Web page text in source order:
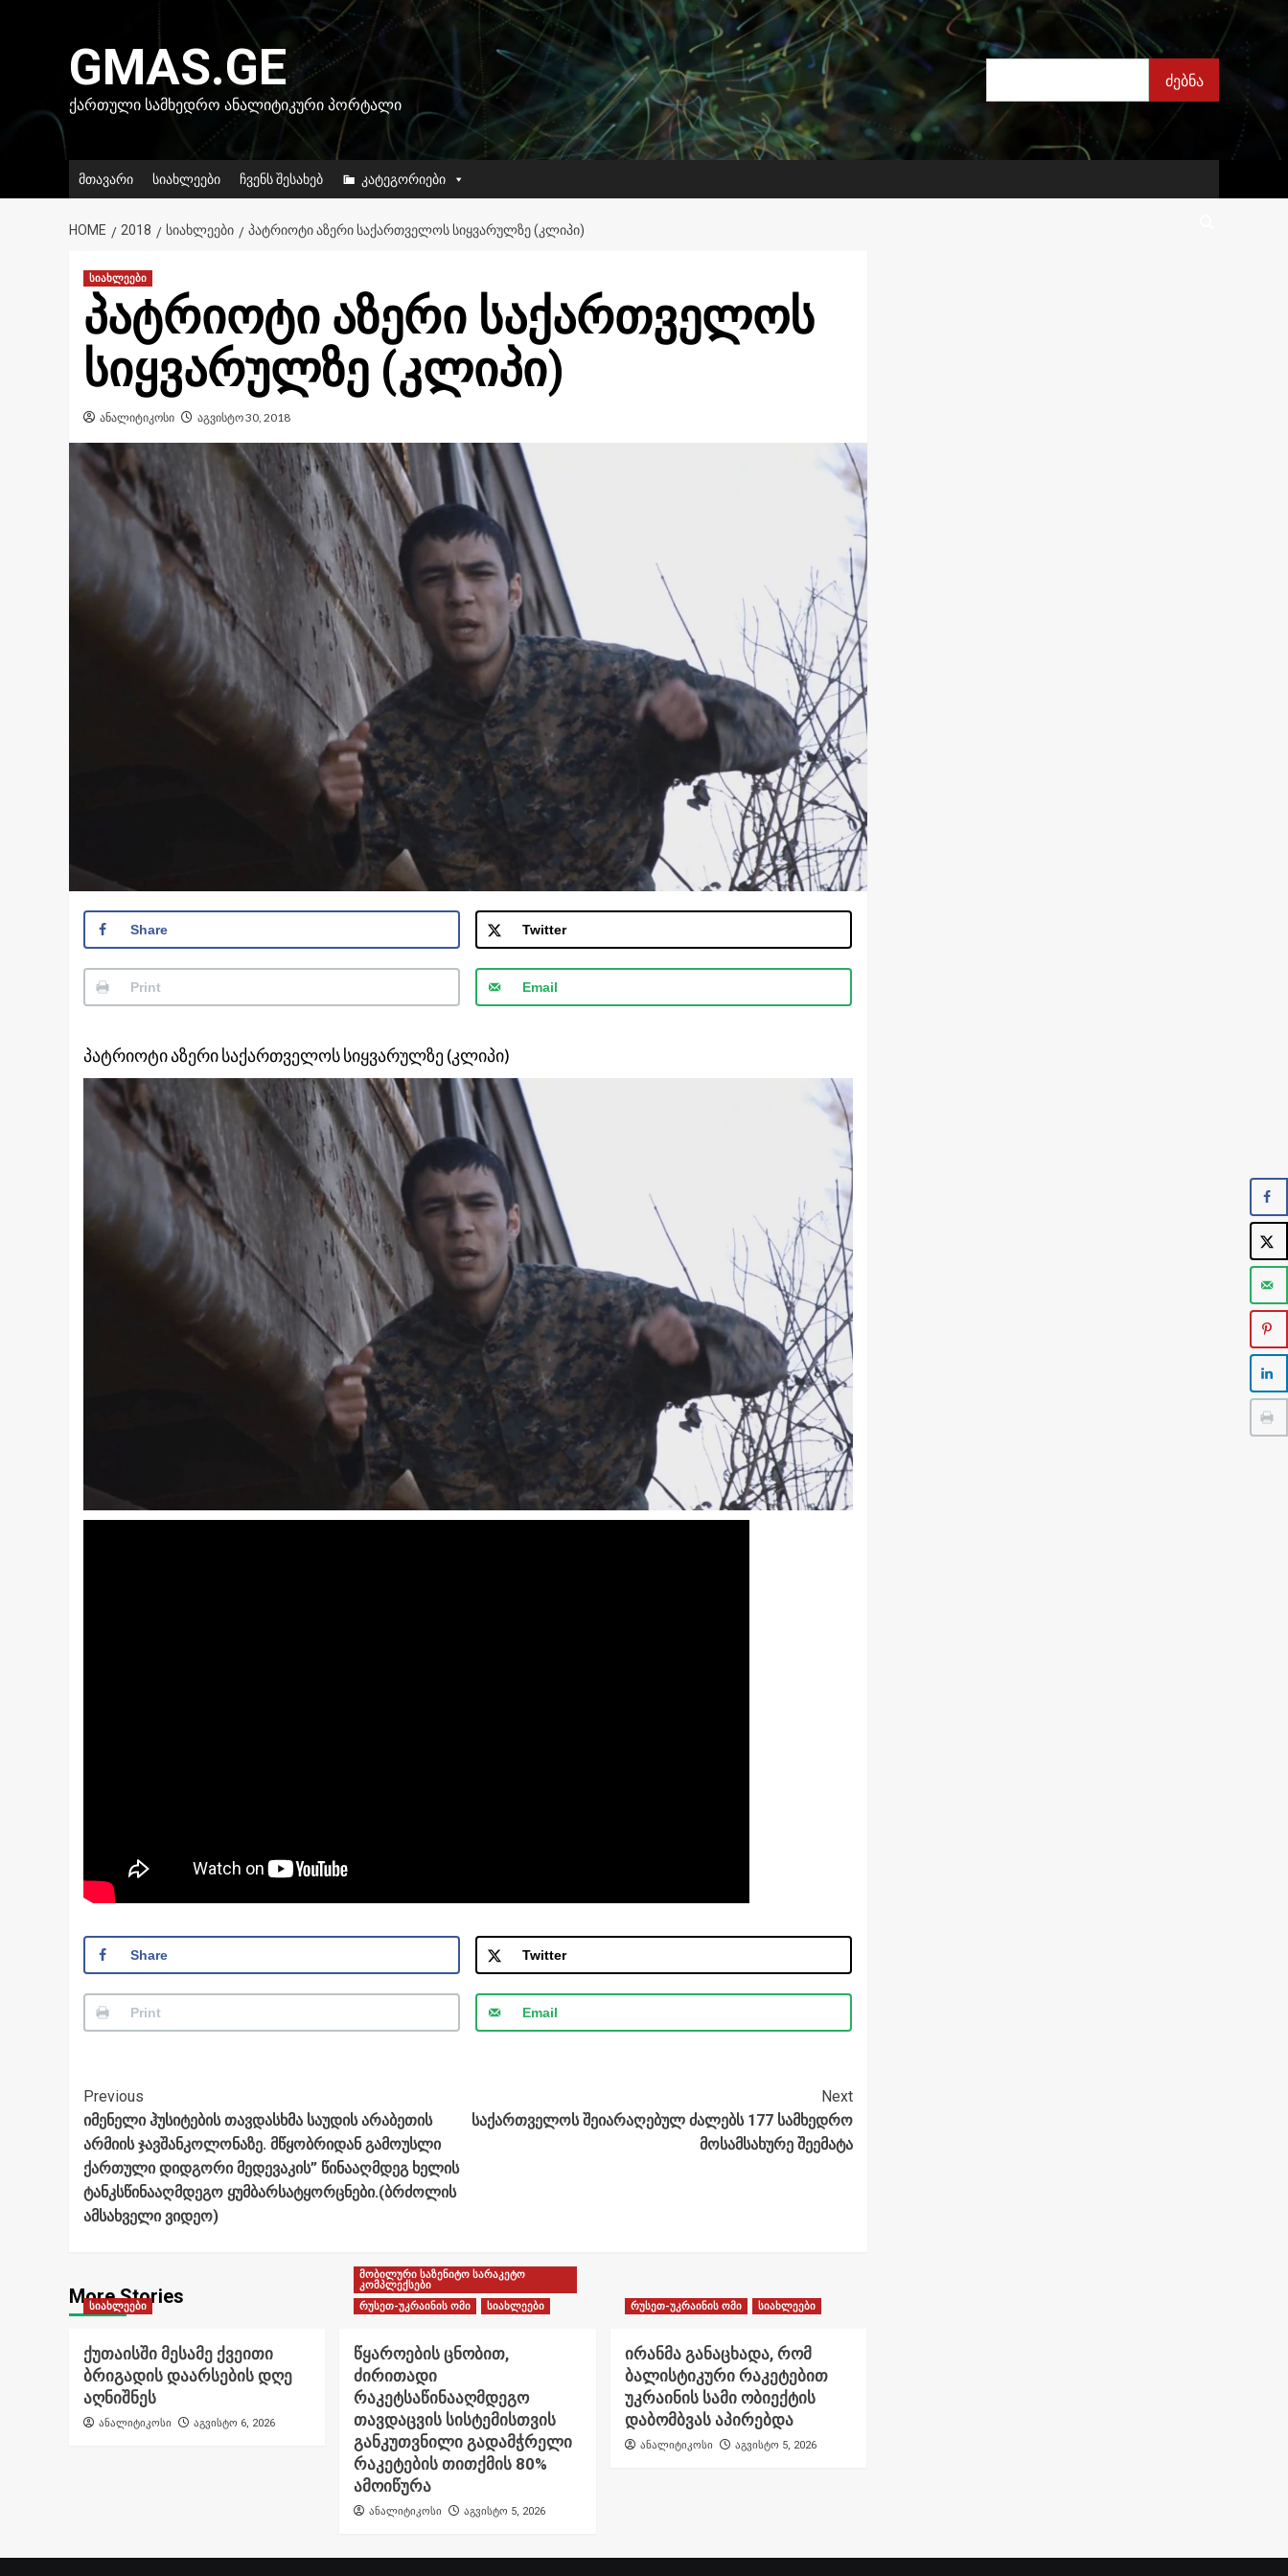
GMAS.GE
ᲥᲐᲠᲗᲣᲚᲘ ᲡᲐᲛᲮᲔᲓᲠᲝ ᲐᲜᲐᲚᲘᲢᲘᲙᲣᲠᲘ ᲞᲝᲠᲢᲐᲚᲘ
ძებნა
ძებნა
მთავარი სიახლეები ჩვენს შესახებ კატეგორიები
HOME 2018 ᲡᲘᲐᲮᲚᲔᲔᲑᲘ ᲞᲐᲢᲠᲘᲝᲢᲘ ᲐᲖᲔᲠᲘ ᲡᲐᲥᲐᲠᲗᲕᲔᲚᲝᲡ ᲡᲘᲧᲕᲐᲠᲣᲚᲖᲔ (ᲙᲚᲘᲞᲘ)
სიახლეები
პატრიოტი აზერი საქართველოს
სიყვარულზე (კლიპი)
ანალიტიკოსი აგვისტო 30, 2018
Share Twitter
Print Email
პატრიოტი აზერი საქართველოს სიყვარულზე (კლიპი)
Share Twitter
Print Email
Post
Navigation
Previous
იმენელი ჰუსიტების თავდასხმა საუდის არაბეთის
არმიის ჯავშანკოლონაზე. მწყობრიდან გამოუსლი
ქართული დიდგორი მედევაკის” წინააღმდეგ ხელის
ტანკსწინააღმდეგო ყუმბარსატყორცნები.(ბრძოლის
ამსახველი ვიდეო)
Next
საქართველოს შეიარაღებულ ძალებს 177 სამხედრო
მოსამსახურე შეემატა
More Stories
სიახლეები
ქუთაისში მესამე ქვეითი
ბრიგადის დაარსების დღე
აღნიშნეს
ანალიტიკოსი აგვისტო 6, 2026
მობილური საზენიტო სარაკეტო
კომპლექსები
რუსეთ-უკრაინის ომი
სიახლეები
წყაროების ცნობით,
ძირითადი
რაკეტსაწინააღმდეგო
თავდაცვის სისტემისთვის
განკუთვნილი გადამჭრელი
რაკეტების თითქმის 80%
ამოიწურა
ანალიტიკოსი აგვისტო 5, 2026
რუსეთ-უკრაინის ომი სიახლეები
ირანმა განაცხადა, რომ
ბალისტიკური რაკეტებით
უკრაინის სამი ობიექტის
დაბომბვას აპირებდა
ანალიტიკოსი აგვისტო 5, 2026